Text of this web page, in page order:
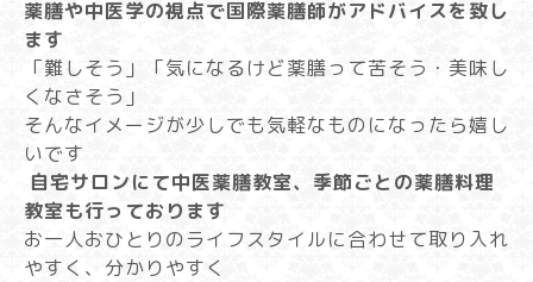
薬膳や中医学の視点で国際薬膳師がアドバイスを致し
ます
「難しそう」「気になるけど薬膳って苦そう・美味し
くなさそう」
そんなイメージが少しでも気軽なものになったら嬉し
いです
自宅サロンにて中医薬膳教室、季節ごとの薬膳料理
教室も行っております
お一人おひとりのライフスタイルに合わせて取り入れ
やすく、分かりやすく